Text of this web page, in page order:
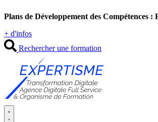
au
Plans de Développement des Compétences
+ d'infos
Rechercher une formation